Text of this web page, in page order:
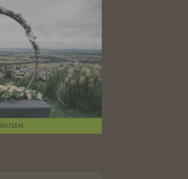
Weitblick bis hin zu stilvollen